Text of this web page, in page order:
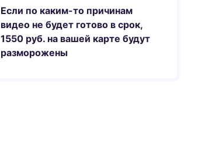
Если по каким-то причинам
видео не будет готово в срок,
1550 руб. на вашей карте будут
разморожены